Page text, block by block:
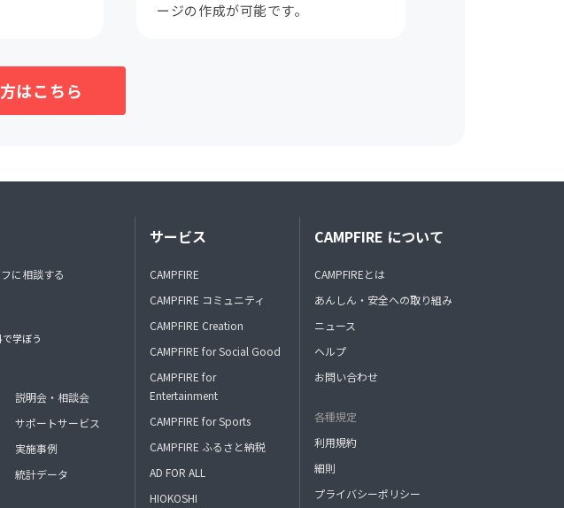
ージの作成が可能です。
はこちら
に相談する
学ぼう
説明会・相談会
サポートサービス
実施事例
統計データ
サービス
CAMPFIRE
CAMPFIRE コミュニティ
CAMPFIRE Creation
CAMPFIRE for Social Good
CAMPFIRE for
Entertainment
CAMPFIRE for Sports
CAMPFIRE ふるさと納税
AD FOR ALL
HIOKOSHI
CAMPFIRE について
CAMPFIREとは
あんしん・安全への取り組み
ニュース
ヘルプ
お問い合わせ
各種規定
利用規約
細則
プライバシーポリシー